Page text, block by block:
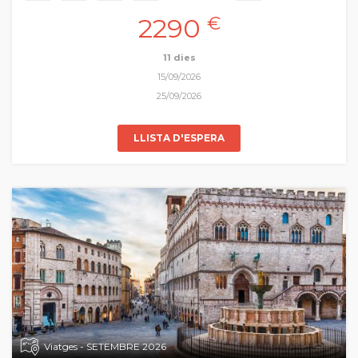
culturals entre Occident i Orient és el que hui proposem com a
gran viatge de Pasqua. Volem recuperar la memòria viva d’aquelles
ciutats i pobles que han forjat aquesta línia única amb els seus
la fascinant història de la Ruta de la Seda.
2290 €
11 dies
15/09/2026
25/09/2026
LLISTA D'ESPERA
Viatges - SETEMBRE 2026